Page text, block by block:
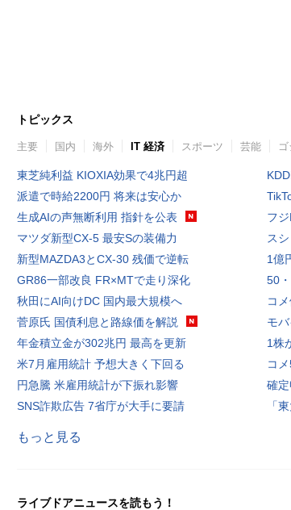
トピックス
主要 国内 海外 IT 経済 スポーツ 芸能
東芝純利益 KIOXIA効果で4兆円超
派遣で時給2200円 将来は安心か
生成AIの声無断利用 指針を公表
マツダ新型CX-5 最安Sの装備力
新型MAZDA3とCX-30 残価で逆転
GR86一部改良 FR×MTで走り深化
秋田にAI向けDC 国内最大規模へ
菅原氏 国債利息と路線価を解説
年金積立金が302兆円 最高を更新
米7月雇用統計 予想大きく下回る
円急騰 米雇用統計が下振れ影響
SNS詐欺広告 7省庁が大手に要請
フ
ス
1億
50
コ
モ
1株
コ
確
「
もっと見る
ライブドアニュースを読もう！